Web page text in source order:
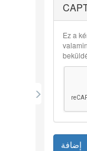
Ez a
إضافة